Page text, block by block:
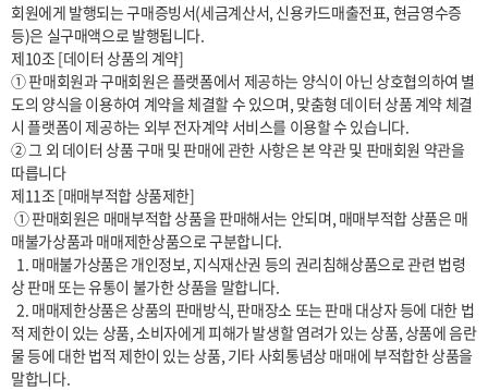
회원에게 발행되는 구매증빙서(세금계산서, 신용카드매출전표, 현금영수증
등)은 실구매액으로 발행됩니다.
제10조 [데이터 상품의 계약]
① 판매회원과 구매회원은 플랫폼에서 제공하는 양식이 아닌 상호협의하여 별
도의 양식을 이용하여 계약을 체결할 수 있으며, 맞춤형 데이터 상품 계약 체결
시 플랫폼이 제공하는 외부 전자계약 서비스를 이용할 수 있습니다.
② 그 외 데이터 상품 구매 및 판매에 관한 사항은 본 약관 및 판매회원 약관을
따릅니다
제11조 [매매부적합 상품제한]
매불가상품과 매매제한상품으로 구분합니다.
상 판매 또는 유통이 불가한 상품을 말합니다.
  2. 매매제한상품은 상품의 판매방식, 판매장소 또는 판매 대상자 등에 대한 법
적 제한이 있는 상품, 소비자에게 피해가 발생할 염려가 있는 상품, 상품에 음란
물 등에 대한 법적 제한이 있는 상품, 기타 사회통념상 매매에 부적합한 상품을
말합니다.